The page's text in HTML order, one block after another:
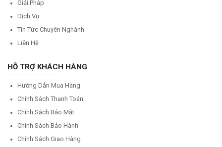
Giải Pháp
Dịch Vụ
Tin Tức Chuyên Nghành
Liên Hệ
HỖ TRỢ KHÁCH HÀNG
Hướng Dẫn Mua Hàng
Chính Sách Thanh Toán
Chính Sách Bảo Mật
Chính Sách Bảo Hành
Chính Sách Giao Hàng